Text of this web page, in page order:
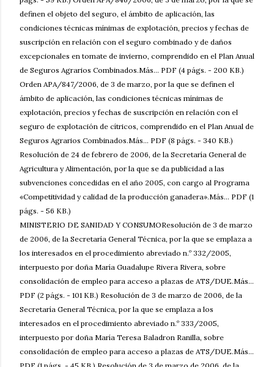
definen el objeto del seguro, el ámbito de aplicación, las
condiciones técnicas mínimas de explotación, precios y fechas de
suscripción en relación con el seguro combinado y de daños
excepcionales en tomate de invierno, comprendido en el Plan Anual
de Seguros Agrarios Combinados.Más... PDF (4 págs. - 200 KB.)
Orden APA/847/2006, de 3 de marzo, por la que se definen el
ámbito de aplicación, las condiciones técnicas mínimas de
explotación, precios y fechas de suscripción en relación con el
seguro de explotación de cítricos, comprendido en el Plan Anual de
Seguros Agrarios Combinados.Más... PDF (8 págs. - 340 KB.)
Resolución de 24 de febrero de 2006, de la Secretaría General de
Agricultura y Alimentación, por la que se da publicidad a las
subvenciones concedidas en el año 2005, con cargo al Programa
«Competitividad y calidad de la producción ganadera».Más... PDF (1
págs. - 56 KB.)
MINISTERIO DE SANIDAD Y CONSUMOResolución de 3 de marzo
de 2006, de la Secretaría General Técnica, por la que se emplaza a
los interesados en el procedimiento abreviado n.º 332/2005,
interpuesto por doña María Guadalupe Rivera Rivera, sobre
consolidación de empleo para acceso a plazas de ATS/DUE.Más...
PDF (2 págs. - 101 KB.) Resolución de 3 de marzo de 2006, de la
Secretaría General Técnica, por la que se emplaza a los
interesados en el procedimiento abreviado n.º 333/2005,
interpuesto por doña María Teresa Baladron Ranilla, sobre
consolidación de empleo para acceso a plazas de ATS/DUE.Más...